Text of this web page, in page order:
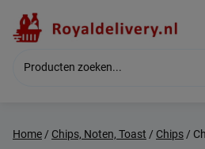
content
Home/ Chips, Noten, Toast / Chips/